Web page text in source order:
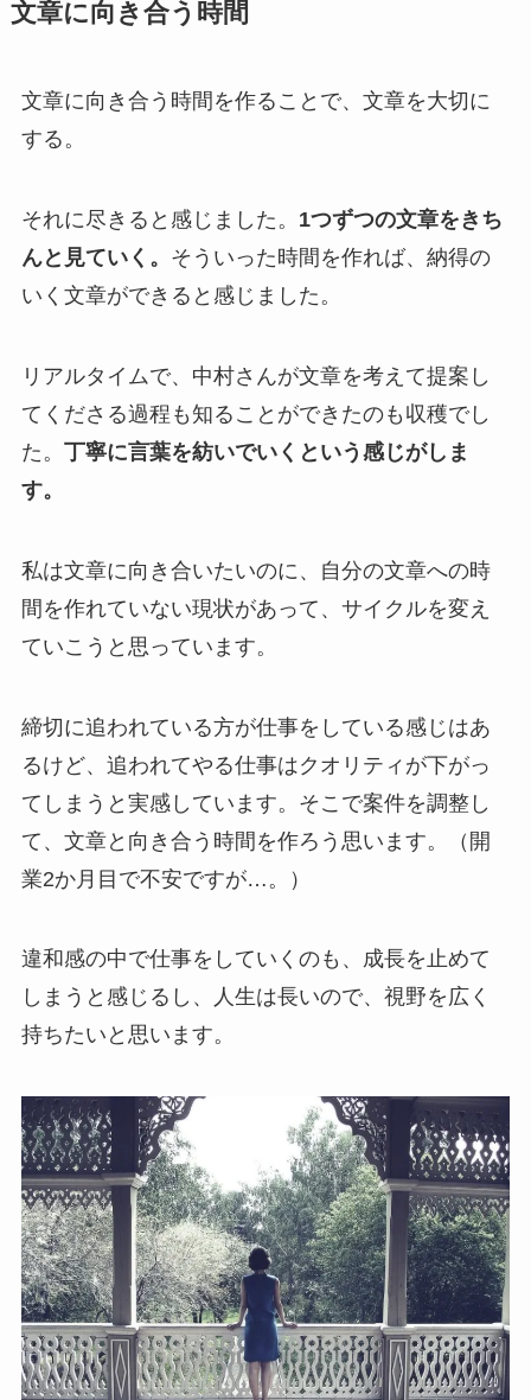
文章に向き合う時間
文章に向き合う時間を作ることで、文章を大切に
する。
それに尽きると感じました。 1つずつの文章をきち
んと見ていく。 そういった時間を作れば、納得の
いく文章ができると感じました。
リアルタイムで、中村さんが文章を考えて提案し
てくださる過程も知ることができたのも収穫でし
た。 丁寧に言葉を紡いでいくという感じがしま
す。
私は文章に向き合いたいのに、自分の文章への時
間を作れていない現状があって、サイクルを変え
ていこうと思っています。
締切に追われている方が仕事をしている感じはあ
るけど、追われてやる仕事はクオリティが下がっ
てしまうと実感しています。そこで案件を調整し
て、文章と向き合う時間を作ろう思います。（開
業2か月目で不安ですが…。）
違和感の中で仕事をしていくのも、成長を止めて
しまうと感じるし、人生は長いので、視野を広く
持ちたいと思います。